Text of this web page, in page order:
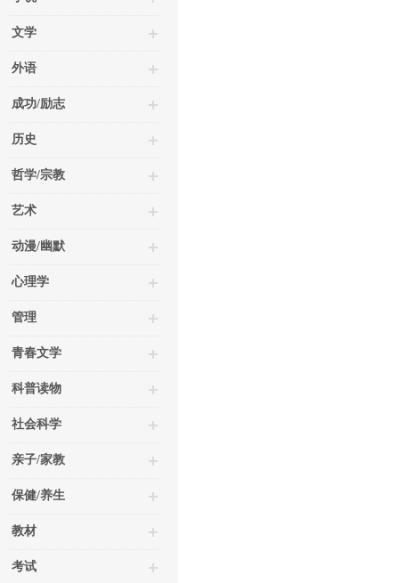
文学
外语
成功/励志
历史
哲学/宗教
艺术
动漫/幽默
心理学
管理
青春文学
科普读物
社会科学
亲子/家教
保健/养生
教材
考试